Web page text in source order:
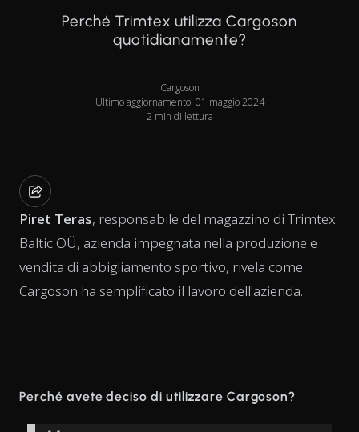
Perché Trimtex utilizza Cargoson
quotidianamente?
Cargoson
Ultimo aggiornamento: 01 maggio 2024
2 min di lettura
Piret Teras, responsabile del magazzino di Trimtex
Baltic OÜ, azienda impegnata nella produzione e
vendita di abbigliamento sportivo, rivela come
Cargoson ha semplificato il lavoro dell'azienda.
Perché avete deciso di utilizzare Cargoson?